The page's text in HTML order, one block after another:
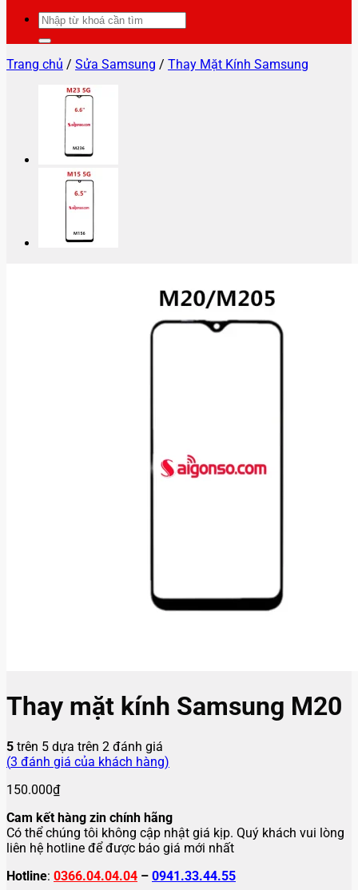
Tìm
kiếm:
Trang chủ / Sửa Samsung / Thay Mặt Kính Samsung
Thay mặt kính Samsung M20
5 trên 5 dựa trên 2 đánh giá
(3 đánh giá của khách hàng)
150.000₫
Cam kết hàng zin chính hãng
Có thể chúng tôi không cập nhật giá kịp. Quý khách vui lòng
liên hệ hotline để được báo giá mới nhất
Hotline: 0366.04.04.04 – 0941.33.44.55